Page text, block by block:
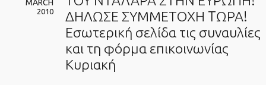
MARCH
2010
ΔΗΛΩΣΕ ΣΥΜΜΕΤΟΧΗ TΩΡΑ!
Εσωτερική σελίδα τις συναυλίες
και τη φόρμα επικοινωνίας
Κυριακή